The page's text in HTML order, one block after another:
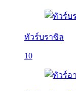
ทัวร์บราซิล
10